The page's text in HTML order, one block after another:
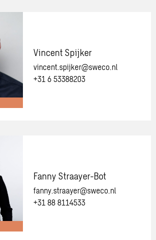
Vincent Spijker
vincent.spijker@sweco.nl
+31 6 53388203
Fanny Straayer-Bot
fanny.straayer@sweco.nl
+31 88 8114533